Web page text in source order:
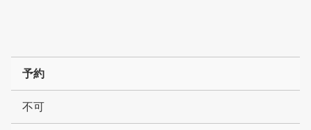
予約
不可